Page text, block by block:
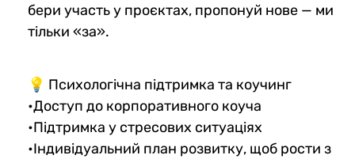
бери участь у проєктах, пропонуй нове — ми
тільки «за».
💡 Психологічна підтримка та коучинг
•Доступ до корпоративного коуча
•Підтримка у стресових ситуаціях
•Індивідуальний план розвитку, щоб рости з